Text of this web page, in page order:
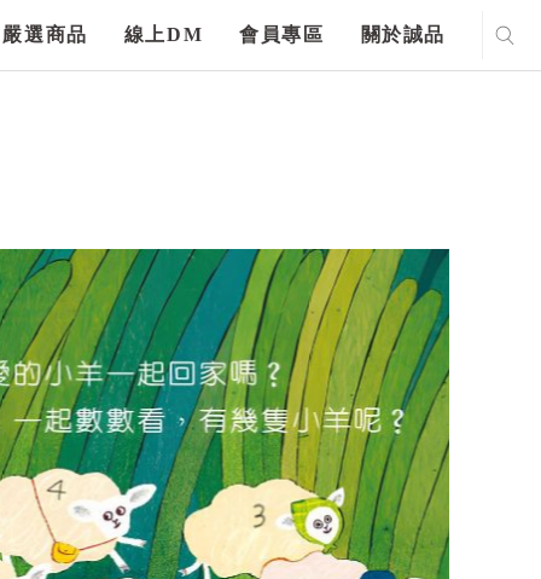
嚴選商品 線上DM 會員專區 關於誠品